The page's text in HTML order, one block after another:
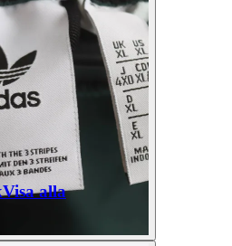
Visa alla